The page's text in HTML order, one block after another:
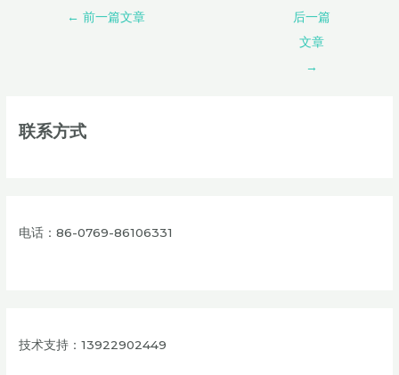
← 前一篇文章
后一篇
文章
→
联系方式
电话：86-0769-86106331
技术支持：13922902449